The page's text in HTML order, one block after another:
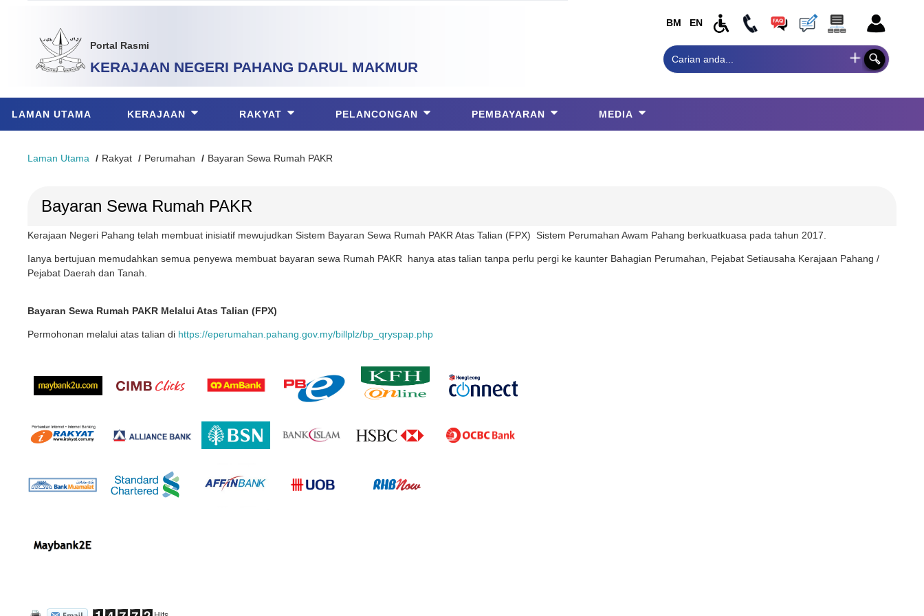
Portal Rasmi
KERAJAAN NEGERI PAHANG DARUL MAKMUR
BM EN
LAMAN UTAMA KERAJAAN RAKYAT PELANCONGAN PEMBAYARAN MEDIA
Laman Utama Rakyat Perumahan Bayaran Sewa Rumah PAKR
Bayaran Sewa Rumah PAKR
Kerajaan Negeri Pahang telah membuat inisiatif mewujudkan Sistem Bayaran Sewa Rumah PAKR Atas Talian (FPX) Sistem Perumahan Awam Pahang berkuatkuasa pada tahun 2017.
Ianya bertujuan memudahkan semua penyewa membuat bayaran sewa Rumah PAKR hanya atas talian tanpa perlu pergi ke kaunter Bahagian Perumahan, Pejabat Setiausaha Kerajaan Pahang /
Pejabat Daerah dan Tanah.
Bayaran Sewa Rumah PAKR Melalui Atas Talian (FPX)
Permohonan melalui atas talian di https://eperumahan.pahang.gov.my/billplz/bp_qryspap.php